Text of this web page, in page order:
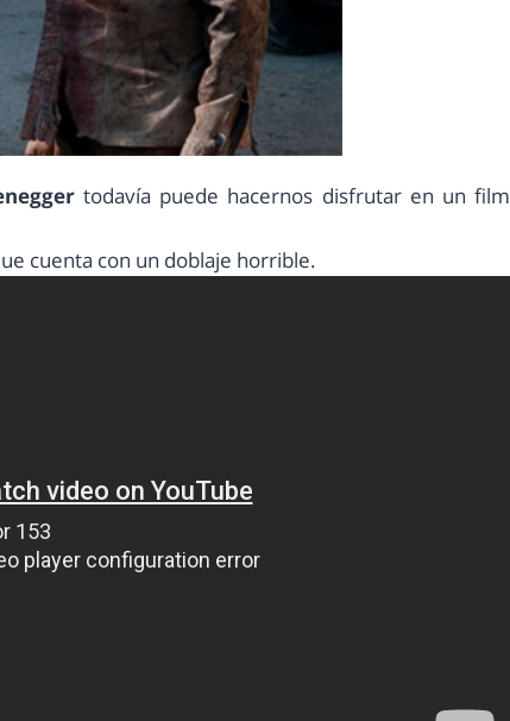
todavía puede hacernos disfrutar en un film
cuenta con un doblaje horrible.